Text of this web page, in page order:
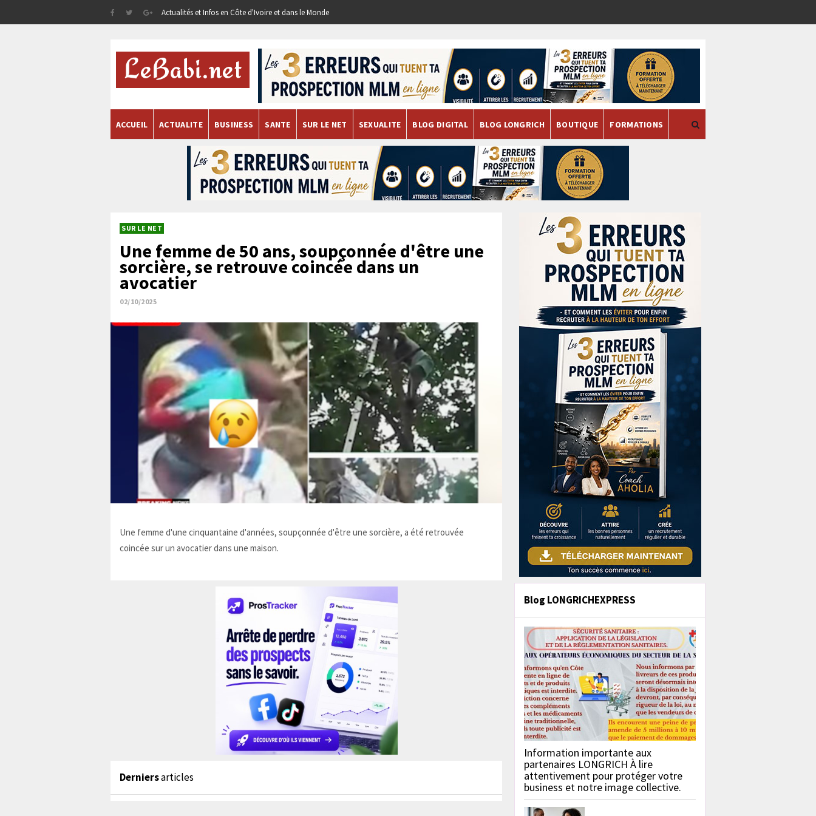
Actualités et Infos en Côte d'Ivoire et dans le Monde
ACCUEIL ACTUALITE BUSINESS SANTE SUR LE NET SEXUALITE BLOG DIGITAL BLOG LONGRICH BOUTIQUE FORMATIONS
SUR LE NET
Une femme de 50 ans, soupçonnée d'être une
sorcière, se retrouve coincée dans un
avocatier
02/10/2025
Une femme d'une cinquantaine d'années, soupçonnée d'être une sorcière, a été retrouvée
coincée sur un avocatier dans une maison.
Derniersarticles
Blog LONGRICHEXPRESS
Information importante aux
partenaires LONGRICH À lire
attentivement pour protéger votre
business et notre image collective.